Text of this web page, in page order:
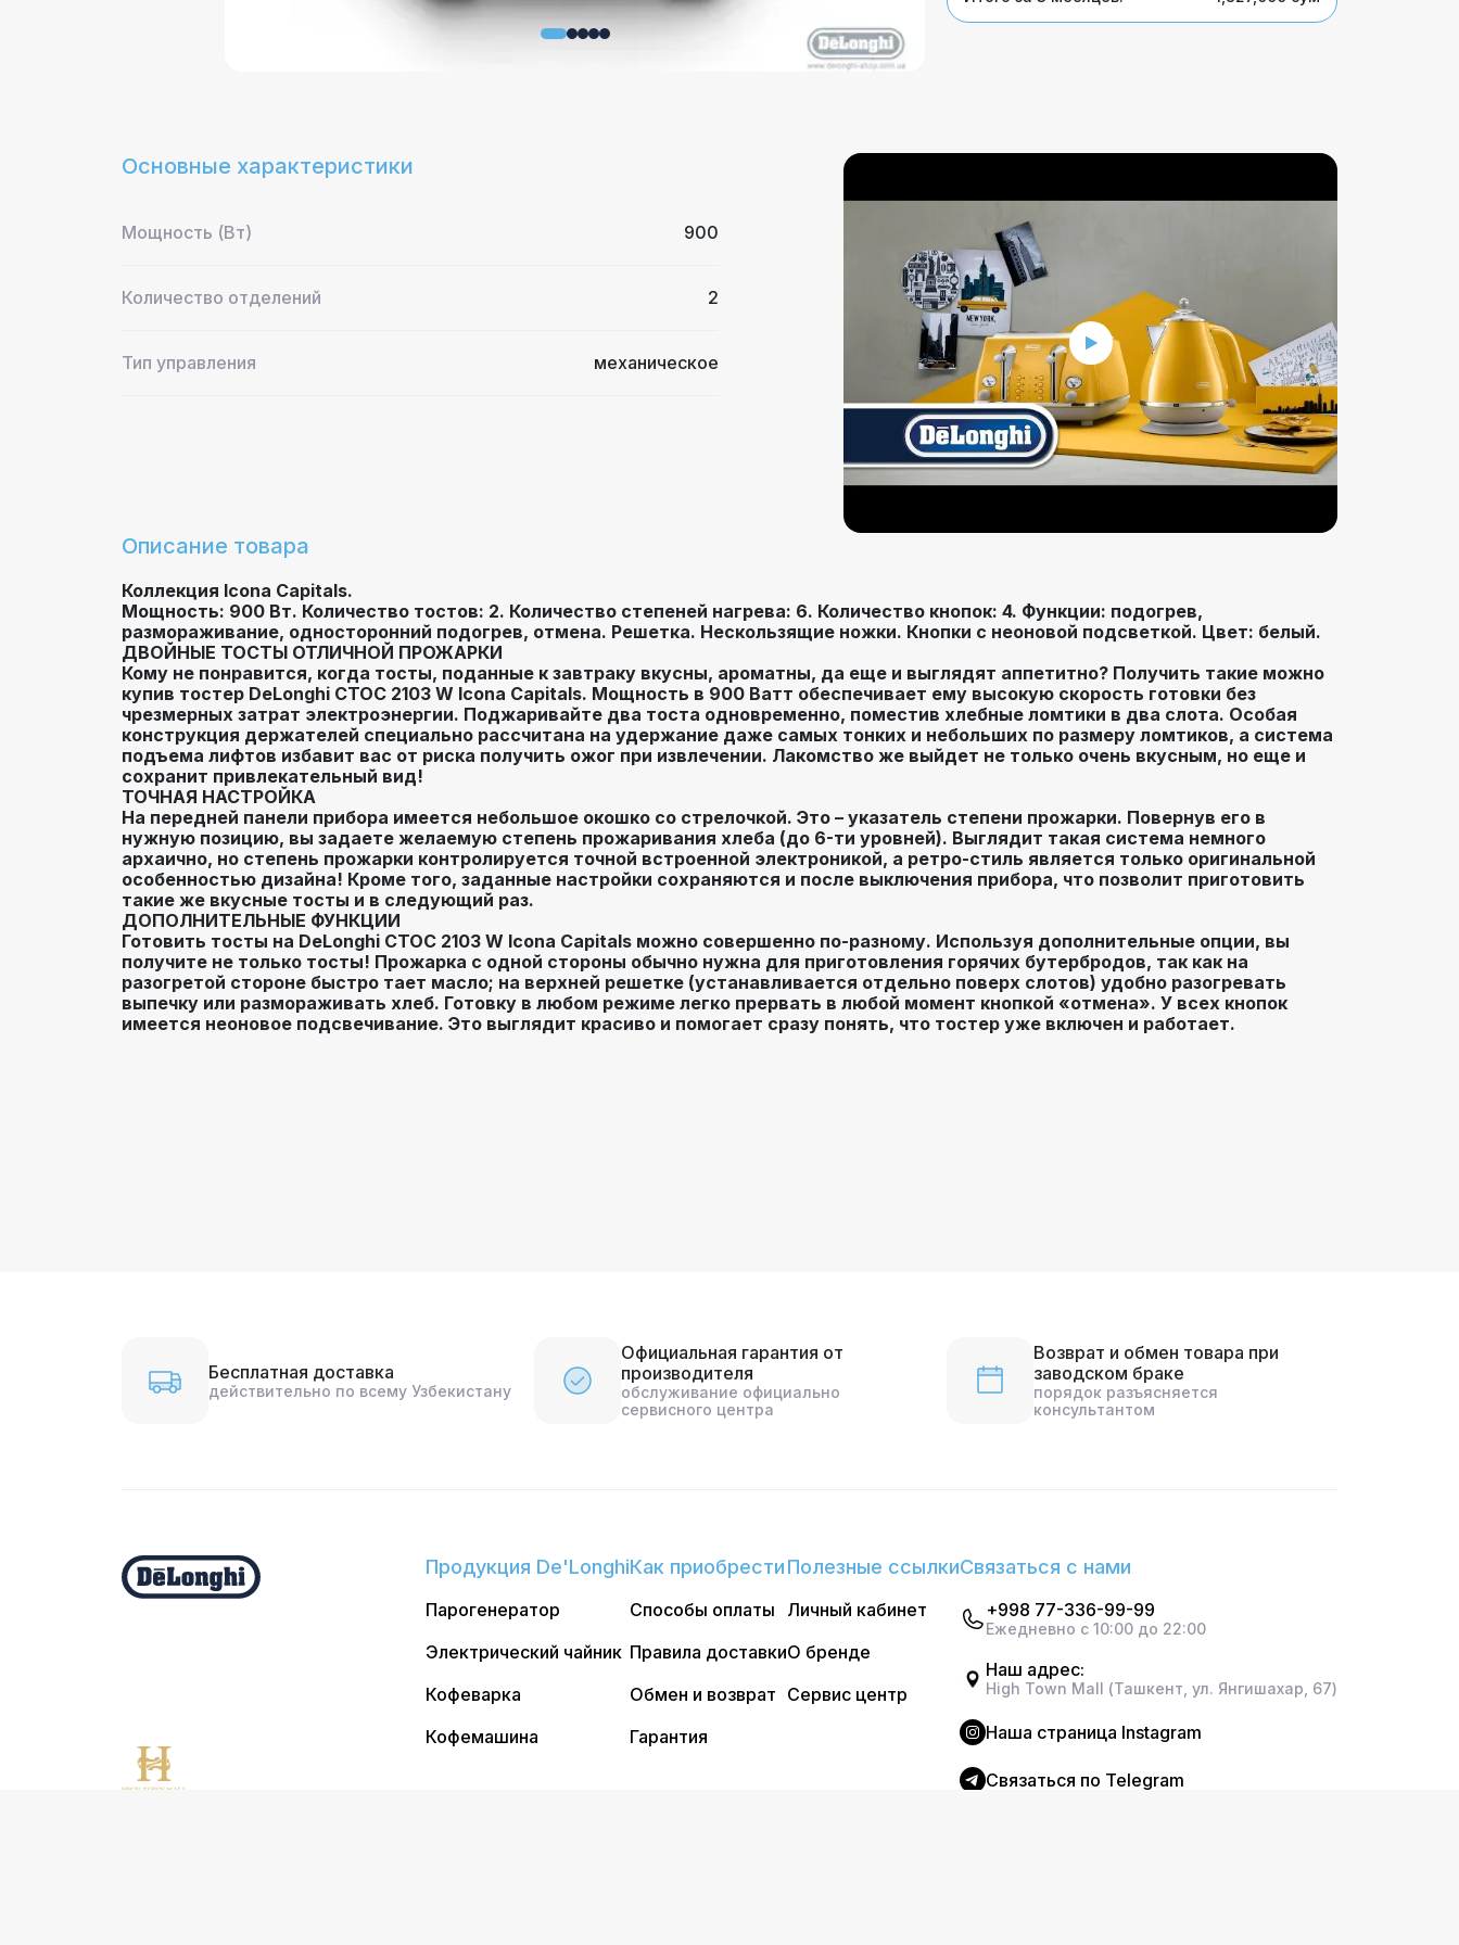
Основные характеристики
Мощность (Вт) 900
Количество отделений 2
Тип управления механическое
Описание товара
Коллекция Icona Capitals.
Мощность: 900 Вт. Количество тостов: 2. Количество степеней нагрева: 6. Количество кнопок: 4. Функции: подогрев,
размораживание, односторонний подогрев, отмена. Решетка. Нескользящие ножки. Кнопки с неоновой подсветкой. Цвет: белый.
ДВОЙНЫЕ ТОСТЫ ОТЛИЧНОЙ ПРОЖАРКИ
Кому не понравится, когда тосты, поданные к завтраку вкусны, ароматны, да еще и выглядят аппетитно? Получить такие можно
купив тостер DeLonghi CTOC 2103 W Icona Capitals. Мощность в 900 Ватт обеспечивает ему высокую скорость готовки без
чрезмерных затрат электроэнергии. Поджаривайте два тоста одновременно, поместив хлебные ломтики в два слота. Особая
конструкция держателей специально рассчитана на удержание даже самых тонких и небольших по размеру ломтиков, а система
подъема лифтов избавит вас от риска получить ожог при извлечении. Лакомство же выйдет не только очень вкусным, но еще и
сохранит привлекательный вид!
ТОЧНАЯ НАСТРОЙКА
На передней панели прибора имеется небольшое окошко со стрелочкой. Это – указатель степени прожарки. Повернув его в
нужную позицию, вы задаете желаемую степень прожаривания хлеба (до 6-ти уровней). Выглядит такая система немного
архаично, но степень прожарки контролируется точной встроенной электроникой, а ретро-стиль является только оригинальной
особенностью дизайна! Кроме того, заданные настройки сохраняются и после выключения прибора, что позволит приготовить
такие же вкусные тосты и в следующий раз.
ДОПОЛНИТЕЛЬНЫЕ ФУНКЦИИ
Готовить тосты на DeLonghi CTOC 2103 W Icona Capitals можно совершенно по-разному. Используя дополнительные опции, вы
получите не только тосты! Прожарка с одной стороны обычно нужна для приготовления горячих бутербродов, так как на
разогретой стороне быстро тает масло; на верхней решетке (устанавливается отдельно поверх слотов) удобно разогревать
выпечку или размораживать хлеб. Готовку в любом режиме легко прервать в любой момент кнопкой «отмена». У всех кнопок
имеется неоновое подсвечивание. Это выглядит красиво и помогает сразу понять, что тостер уже включен и работает.
Бесплатная доставка
действительно по всему Узбекистану
Официальная гарантия от
производителя
обслуживание официально
сервисного центра
Возврат и обмен товара при
заводском браке
порядок разъясняется
консультантом
Продукция De'Longhi
Парогенератор
Электрический чайник
Кофеварка
Кофемашина
Как приобрести
Способы оплаты
Правила доставки
Обмен и возврат
Гарантия
Полезные ссылки
Личный кабинет
О бренде
Сервис центр
Связаться с нами
+998 77-336-99-99
Ежедневно с 10:00 до 22:00
Наш адрес:
High Town Mall (Ташкент, ул. Янгишахар, 67)
Наша страница Instagram
Cвязаться по Telegram